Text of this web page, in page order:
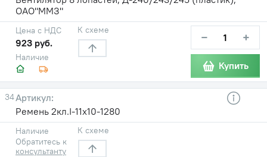
ОАО"ММЗ"
Наличие
Цена с НДС
923 руб.
К схеме − +
Купить
34
Ремень 2кл.І-11х10-1280
Наличие
Обратитесь к
консультанту
К схеме